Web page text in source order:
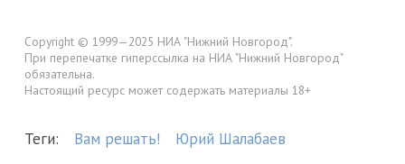
Copyright © 1999—2025 НИА "Нижний Новгород".
При перепечатке гиперссылка на НИА "Нижний Новгород"
обязательна.
Настоящий ресурс может содержать материалы 18+
Теги: Вам решать! Юрий Шалабаев